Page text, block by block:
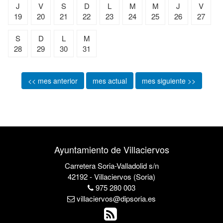
J
19
V
20
S
21
D
22
L
23
M
24
M
25
J
26
V
27
S
28
D
29
L
30
M
31
<< mes anterior mes actual mes siguiente >>
Ayuntamiento de Villaciervos
Carretera Soria-Valladolid s/n
42192 - Villaciervos (Soria)
975 280 003
villaciervos@dipsoria.es